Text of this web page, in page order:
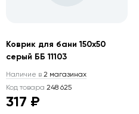
Коврик для бани 150х50
серый ББ 11103
Наличие в 2 магазинах
Код товара 248 625
317 ₽